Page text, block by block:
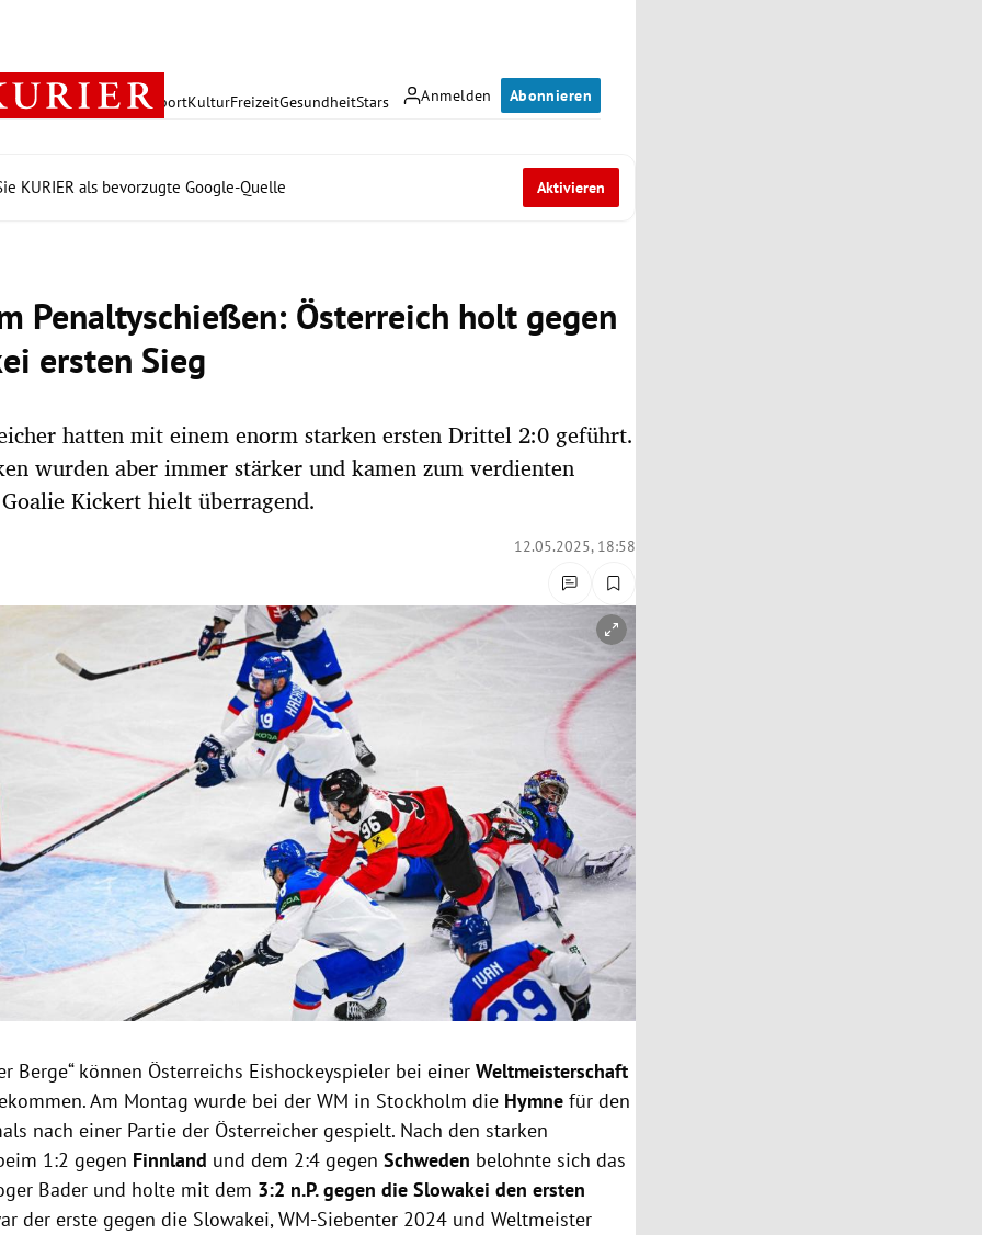
Anmelden Abonnieren
PolitikWirtschaft SportKulturFreizeitGesundheitStars
KURIER als bevorzugte Google-Quelle Aktivieren
Penaltyschießen: Österreich holt gegen
ersten Sieg
hatten mit einem enorm starken ersten Drittel 2:0 geführt.
wurden aber immer stärker und kamen zum verdienten
Kickert hielt überragend.
12.05.2025, 18:58
öffnen/schließen
Berge“ können Österreichs Eishockeyspieler bei einerWeltmeisterschaft
Am Montag wurde bei der WM in Stockholm die Hymne für den
nach einer Partie der Österreicher gespielt. Nach den starken
1:2 gegen Finnland und dem 2:4 gegenSchweden belohnte sich das
Bader und holte mit dem 3:2 n.P. gegen die Slowakei den ersten
der erste gegen die Slowakei, WM-Siebenter 2024 und Weltmeister